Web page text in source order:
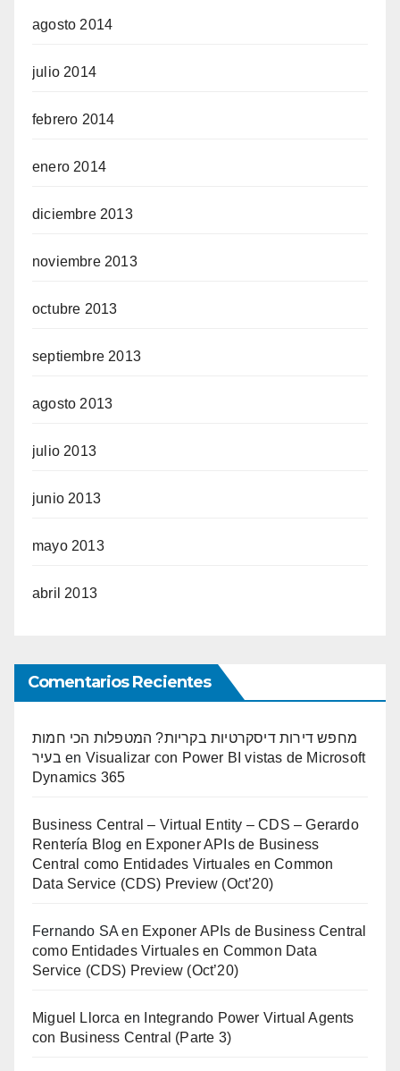
agosto 2014
julio 2014
febrero 2014
enero 2014
diciembre 2013
noviembre 2013
octubre 2013
septiembre 2013
agosto 2013
julio 2013
junio 2013
mayo 2013
abril 2013
Comentarios Recientes
מחפש דירות דיסקרטיות בקריות? המטפלות הכי חמות
בעיר en Visualizar con Power BI vistas de Microsoft
Dynamics 365
Business Central – Virtual Entity – CDS – Gerardo
Rentería Blog en Exponer APIs de Business
Central como Entidades Virtuales en Common
Data Service (CDS) Preview (Oct’20)
Fernando SA en Exponer APIs de Business Central
como Entidades Virtuales en Common Data
Service (CDS) Preview (Oct’20)
Miguel Llorca en
Integrando Power Virtual Agents
con Business Central (Parte 3)